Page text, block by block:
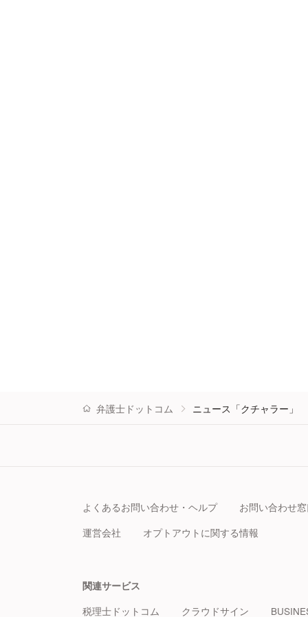
弁護士ドットコム ニュース「クチャラー」
よくあるお問い合わせ・ヘルプ
お問い合わせ
運営会社
オプトアウトに関する情報
関連サービス
税理士ドットコム
クラウドサイン